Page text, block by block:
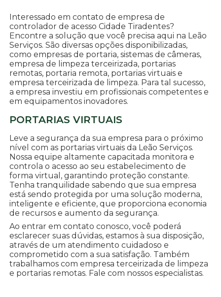
Interessado em contato de empresa de
controlador de acesso Cidade Tiradentes?
Encontre a solução que você precisa aqui na Leão
Serviços. São diversas opções disponibilizadas,
como empresas de portaria, sistemas de câmeras,
empresa de limpeza terceirizada, portarias
remotas, portaria remota, portarias virtuais e
empresa terceirizada de limpeza. Para tal sucesso,
a empresa investiu em profissionais competentes e
em equipamentos inovadores.
PORTARIAS VIRTUAIS
Leve a segurança da sua empresa para o próximo
nível com as portarias virtuais da Leão Serviços.
Nossa equipe altamente capacitada monitora e
controla o acesso ao seu estabelecimento de
forma virtual, garantindo proteção constante.
Tenha tranquilidade sabendo que sua empresa
está sendo protegida por uma solução moderna,
inteligente e eficiente, que proporciona economia
de recursos e aumento da segurança.
Ao entrar em contato conosco, você poderá
esclarecer suas dúvidas, estamos à sua disposição,
através de um atendimento cuidadoso e
comprometido com a sua satisfação. Também
trabalhamos com empresa terceirizada de limpeza
e portarias remotas. Fale com nossos especialistas.